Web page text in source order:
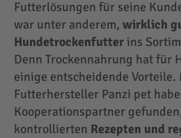
Futterlösungen für seine
war unter anderem, wirklich
Hundetrockenfutter ins
Denn Trockennahrung hat für
einige entscheidende Vorteile.
Futterhersteller Panzi pet
Kooperationspartner
kontrollierten Rezepten und